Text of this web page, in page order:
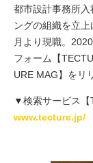
都市設計事務所
ングの組織を立
月より現職。
フォーム【
URE MAG】をリ
▼検索サービス【
www.tecture.jp/